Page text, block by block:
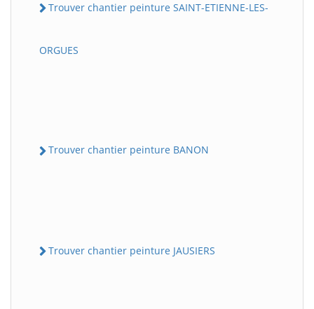
Trouver chantier peinture SAINT-ETIENNE-LES-
ORGUES
Trouver chantier peinture BANON
Trouver chantier peinture JAUSIERS